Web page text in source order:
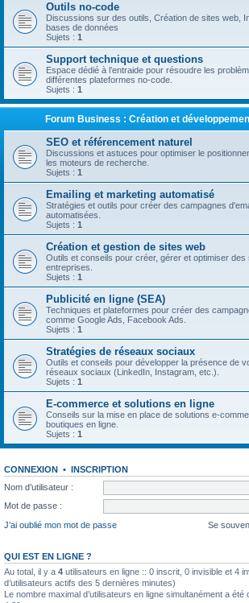
Outils no-code
Discussions sur des outils, Création de sites web,
bases de données
Sujets : 1
Support technique et questions
Espace dédié à l’entraide pour résoudre les
différentes plateformes no-code.
Sujets : 1
Forum Business : Création et
SEO et référencement naturel
Discussions et astuces pour optimiser le
les moteurs de recherche.
Sujets : 1
Emailing et marketing automatisé
Stratégies et outils pour créer des campagnes
automatisées.
Sujets : 1
Création et gestion de sites web
Outils et conseils pour créer, gérer et optimiser des
entreprises.
Sujets : 1
Publicité en ligne (SEA)
Techniques et plateformes pour créer des
comme Google Ads, Facebook Ads.
Sujets : 1
Stratégies de réseaux sociaux
Outils et conseils pour développer la présence de
réseaux sociaux (LinkedIn, Instagram, etc.).
Sujets : 1
E-commerce et solutions en ligne
Conseils sur la mise en place de solutions e-
boutiques en ligne.
Sujets : 1
CONNEXION • INSCRIPTION
Nom d’utilisateur :
Mot de passe :
J’ai oublié mon mot de passe
Se
QUI EST EN LIGNE ?
Au total, il y a 4 utilisateurs en ligne :: 0 inscrit, 0 invisible et 4
d’utilisateurs actifs des 5 dernières minutes)
Le nombre maximal d’utilisateurs en ligne simultanément a été